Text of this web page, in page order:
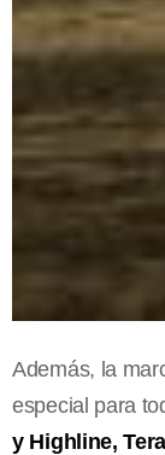
Además, la
especial para
y Highline,